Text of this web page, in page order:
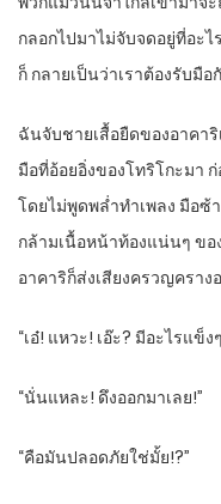
กลอกไปมาไม่จับจดอยู่ที่อะไ
ก็ กลายเป็นว่าเราต้องรับมื
ฉันจับชายเสื้อยืดของอาคา
มือที่อ้อยอิ่งของโทริโกะมา
โดยไม่พูดพล่ำทำเพลง มือซ้
กล้ามเนื้อหน้าท้องแน่นๆ ขอ
อาคาริก็ส่งเสียงครวญคราง
“เอ๋! แหวะ! เอ๊ะ? มีอะไรแข็
“นั่นแหละ! ดึงออกมาเลย!”
“คือมันปลอดภัยใช่มั้ย!?”